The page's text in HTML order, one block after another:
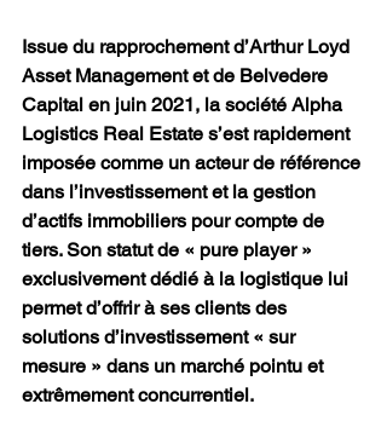
Issue du rapprochement d’Arthur Loyd
Asset Management et de Belvedere
Capital en juin 2021, la société Alpha
Logistics Real Estate s’est rapidement
imposée comme un acteur de référence
dans l’investissement et la gestion
d’actifs immobiliers pour compte de
tiers. Son statut de « pure player »
exclusivement dédié à la logistique lui
permet d’offrir à ses clients des
solutions d’investissement « sur
mesure » dans un marché pointu et
extrêmement concurrentiel.